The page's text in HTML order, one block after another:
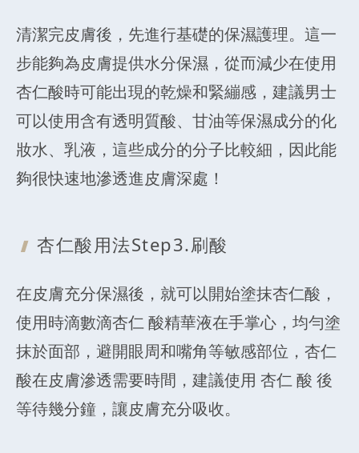
清潔完皮膚後，先進行基礎的保濕護理。這一
步能夠為皮膚提供水分保濕，從而減少在使用
杏仁酸時可能出現的乾燥和緊繃感，建議男士
可以使用含有透明質酸、甘油等保濕成分的化
妝水、乳液，這些成分的分子比較細，因此能
夠很快速地滲透進皮膚深處！
杏仁酸用法Step3.刷酸
在皮膚充分保濕後，就可以開始塗抹杏仁酸，
使用時滴數滴杏仁 酸精華液在手掌心，均勻塗
抹於面部，避開眼周和嘴角等敏感部位，杏仁
酸在皮膚滲透需要時間，建議使用 杏仁 酸 後
等待幾分鐘，讓皮膚充分吸收。